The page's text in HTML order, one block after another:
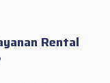
Rental